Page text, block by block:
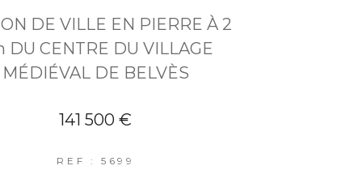
DE VILLE EN PIERRE À 2
DU CENTRE DU VILLAGE
MÉDIÉVAL DE BELVÈS
141 500 €
REF : 5699